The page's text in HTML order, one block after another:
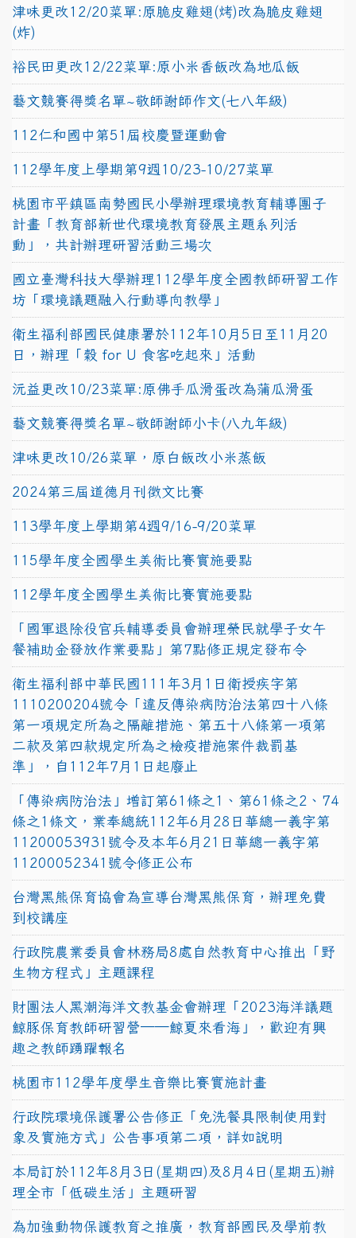
津味更改12/20菜單:原脆皮雞翅(烤)改為脆皮雞翅
(炸)
裕民田更改12/22菜單:原小米香飯改為地瓜飯
藝文競賽得獎名單~敬師謝師作文(七八年級)
112仁和國中第51屆校慶暨運動會
112學年度上學期第9週10/23-10/27菜單
桃園市平鎮區南勢國民小學辦理環境教育輔導團子
計畫「教育部新世代環境教育發展主題系列活
動」，共計辦理研習活動三場次
國立臺灣科技大學辦理112學年度全國教師研習工作
坊「環境議題融入行動導向教學」
衛生福利部國民健康署於112年10月5日至11月20
日，辦理「穀 for U 食客吃起來」活動
沅益更改10/23菜單:原佛手瓜滑蛋改為蒲瓜滑蛋
藝文競賽得獎名單~敬師謝師小卡(八九年級)
津味更改10/26菜單，原白飯改小米蒸飯
2024第三屆道德月刊徵文比賽
113學年度上學期第4週9/16-9/20菜單
115學年度全國學生美術比賽實施要點
112學年度全國學生美術比賽實施要點
「國軍退除役官兵輔導委員會辦理榮民就學子女午
餐補助金發放作業要點」第7點修正規定發布令
衛生福利部中華民國111年3月1日衛授疾字第
1110200204號令「違反傳染病防治法第四十八條
第一項規定所為之隔離措施、第五十八條第一項第
二款及第四款規定所為之檢疫措施案件裁罰基
準」，自112年7月1日起廢止
「傳染病防治法」增訂第61條之1、第61條之2、74
條之1條文，業奉總統112年6月28日華總一義字第
11200053931號令及本年6月21日華總一義字第
11200052341號令修正公布
台灣黑熊保育協會為宣導台灣黑熊保育，辦理免費
到校講座
行政院農業委員會林務局8處自然教育中心推出「野
生物方程式」主題課程
財團法人黑潮海洋文教基金會辦理「2023海洋議題
鯨豚保育教師研習營──鯨夏來看海」，歡迎有興
趣之教師踴躍報名
桃園市112學年度學生音樂比賽實施計畫
行政院環境保護署公告修正「免洗餐具限制使用對
象及實施方式」公告事項第二項，詳如說明
本局訂於112年8月3日(星期四)及8月4日(星期五)辦
理全市「低碳生活」主題研習
為加強動物保護教育之推廣，教育部國民及學前教